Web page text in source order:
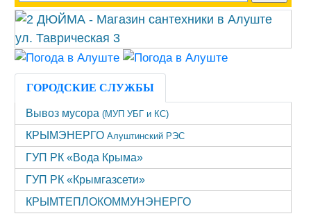
ГОРОДСКИЕ СЛУЖБЫ
Вывоз мусора (МУП УБГ и КС)
КРЫМЭНЕРГО Алуштинский РЭС
ГУП РК «Вода Крыма»
ГУП РК «Крымгазсети»
КРЫМТЕПЛОКОММУНЭНЕРГО